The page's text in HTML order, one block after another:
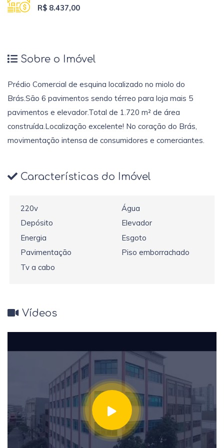
R$ 8.437,00
Sobre o Imóvel
Prédio Comercial de esquina localizado no miolo do
Brás.São 6 pavimentos sendo térreo para loja mais 5
pavimentos e elevador.Total de 1.720 m² de área
construída.Localização excelente! No coração do Brás,
movimentação intensa de consumidores e comerciantes.
Características do Imóvel
220v
Água
Depósito
Elevador
Energia
Esgoto
Pavimentação
Piso emborrachado
Tv a cabo
Vídeos